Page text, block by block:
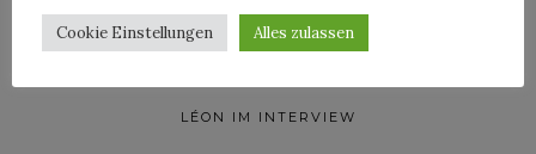
LÉON IM INTERVIEW
Cookie Einstellungen Alles zulassen